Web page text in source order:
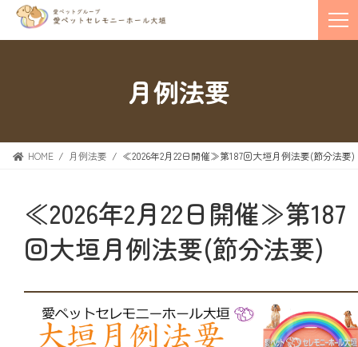
月例法要
HOME 月例法要 ≪2026年2月22日開催≫第187回大垣月例法要(節分法要)
≪2026年2月22日開催≫第187
回大垣月例法要(節分法要)